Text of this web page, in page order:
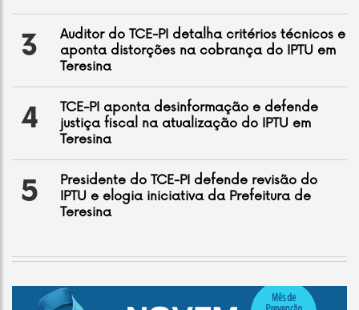
3
Auditor do TCE-PI detalha critérios técnicos e
aponta distorções na cobrança do IPTU em
Teresina
4
TCE-PI aponta desinformação e defende
justiça fiscal na atualização do IPTU em
Teresina
5
Presidente do TCE-PI defende revisão do
IPTU e elogia iniciativa da Prefeitura de
Teresina